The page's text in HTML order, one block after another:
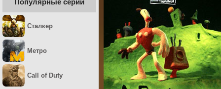
Популярные серии
Сталкер
Метро
Call of Duty